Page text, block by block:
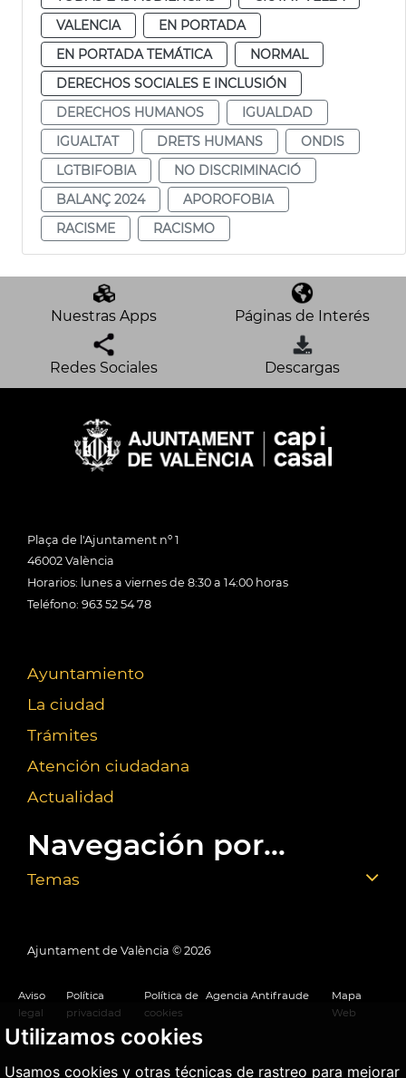
Utilizamos cookies
Usamos cookies y otras técnicas de rastreo para mejorar
VALENCIA
EN PORTADA
EN PORTADA TEMÁTICA
NORMAL
DERECHOS SOCIALES E INCLUSIÓN
DERECHOS HUMANOS
IGUALDAD
IGUALTAT
DRETS HUMANS
ONDIS
LGTBIFOBIA
NO DISCRIMINACIÓ
BALANÇ 2024
APOROFOBIA
RACISME
RACISMO
Nuestras Apps Páginas de Interés
Redes Sociales Descargas
Plaça de l'Ajuntament nº 1
46002 València
Horarios: lunes a viernes de 8:30 a 14:00 horas
Teléfono: 963 52 54 78
Ayuntamiento
La ciudad
Trámites
Atención ciudadana
Actualidad
Navegación por...
Temas
Ajuntament de València © 2026
Aviso
legal
Política
privacidad
Política de
cookies
Agencia Antifraude
Mapa
Web